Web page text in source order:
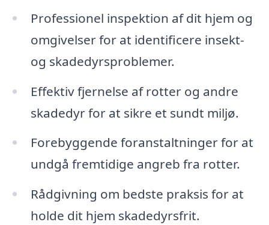
Professionel inspektion af dit hjem og
omgivelser for at identificere insekt-
og skadedyrsproblemer.
Effektiv fjernelse af rotter og andre
skadedyr for at sikre et sundt miljø.
Forebyggende foranstaltninger for at
undgå fremtidige angreb fra rotter.
Rådgivning om bedste praksis for at
holde dit hjem skadedyrsfrit.